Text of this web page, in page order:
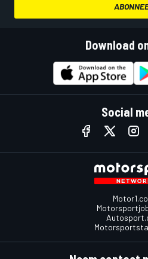
Download
Social